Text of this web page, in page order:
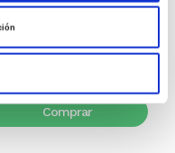
Max Lucado
16,00€ 0,80€ (5%)
Comprar